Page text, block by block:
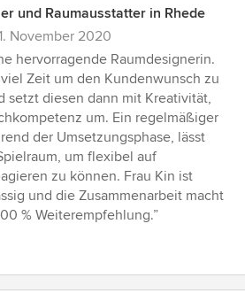
und Raumausstatter in Rhede
November 2020
hervorragende Raumdesignerin.
Zeit um den Kundenwunsch zu
setzt diesen dann mit Kreativität,
um. Ein regelmäßiger
der Umsetzungsphase, lässt
um flexibel auf
zu können. Frau Kin ist
und die Zusammenarbeit macht
% Weiterempfehlung.”